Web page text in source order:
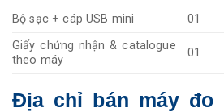
Bộ sạc + cáp USB mini
01
Giấy chứng nhận & catalogue
theo máy
01
Địa chỉ bán máy đo